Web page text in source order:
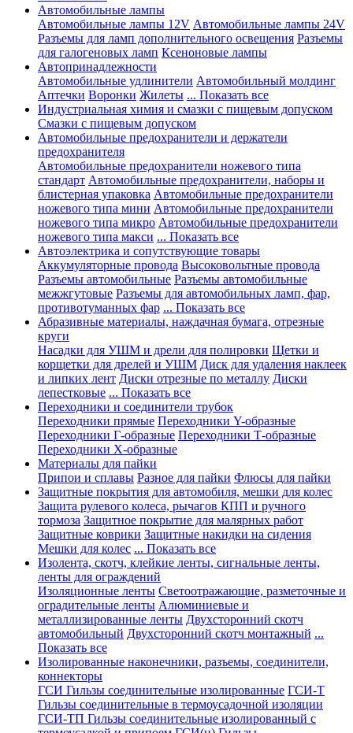
Автомобильные лампы
Автомобильные лампы 12V Автомобильные лампы 24V
Разъемы для ламп дополнительного освещения Разъемы
для галогеновых ламп Ксеноновые лампы
Автопринадлежности
Автомобильные удлинители Автомобильный молдинг
Аптечки Воронки Жилеты ... Показать все
Индустриальная химия и смазки с пищевым допуском
Смазки с пищевым допуском
Автомобильные предохранители и держатели
предохранителя
Автомобильные предохранители ножевого типа
стандарт Автомобильные предохранители, наборы и
блистерная упаковка Автомобильные предохранители
ножевого типа мини Автомобильные предохранители
ножевого типа микро Автомобильные предохранители
ножевого типа макси ... Показать все
Автоэлектрика и сопутствующие товары
Аккумуляторные провода Высоковольтные провода
Разъемы автомобильные Разъемы автомобильные
межжгутовые Разъемы для автомобильных ламп, фар,
противотуманных фар ... Показать все
Абразивные материалы, наждачная бумага, отрезные
круги
Насадки для УШМ и дрели для полировки Щетки и
корщетки для дрелей и УШМ Диск для удаления наклеек
и липких лент Диски отрезные по металлу Диски
лепестковые ... Показать все
Переходники и соединители трубок
Переходники прямые Переходники Y-образные
Переходники Г-образные Переходники Т-образные
Переходники Х-образные
Материалы для пайки
Припои и сплавы Разное для пайки Флюсы для пайки
Защитные покрытия для автомобиля, мешки для колес
Защита рулевого колеса, рычагов КПП и ручного
тормоза Защитное покрытие для малярных работ
Защитные коврики Защитные накидки на сидения
Мешки для колес ... Показать все
Изолента, скотч, клейкие ленты, сигнальные ленты,
ленты для ограждений
Изоляционные ленты Светоотражающие, разметочные и
оградительные ленты Алюминиевые и
металлизированные ленты Двухсторонний скотч
автомобильный Двухсторонний скотч монтажный ...
Показать все
Изолированные наконечники, разъемы, соединители,
коннекторы
ГСИ Гильзы соединительные изолированные ГСИ-Т
Гильзы соединительные в термоусадочной изоляции
ГСИ-ТП Гильзы соединительные изолированный с